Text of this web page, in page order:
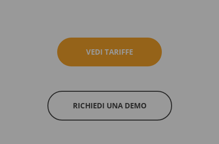
VEDI TARIFFE
RICHIEDI UNA DEMO